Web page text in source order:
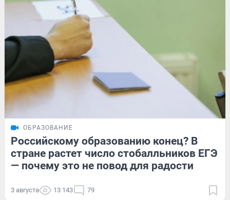
ОБРАЗОВАНИЕ
Российскому образованию конец? В
стране растет число стобалльников ЕГЭ
— почему это не повод для радости
3 августа 13 143 79